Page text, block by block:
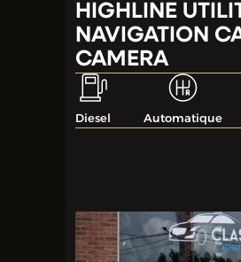
HIGHLINE
NAVIGATION
CAMERA
Diesel Automatique